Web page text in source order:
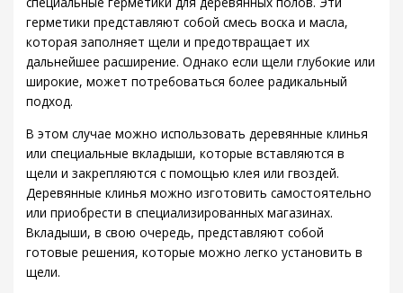
герметики представляют собой смесь воска и масла,
которая заполняет щели и предотвращает их
дальнейшее расширение. Однако если щели глубокие или
широкие, может потребоваться более радикальный
подход.
В этом случае можно использовать деревянные клинья
или специальные вкладыши, которые вставляются в
щели и закрепляются с помощью клея или гвоздей.
Деревянные клинья можно изготовить самостоятельно
или приобрести в специализированных магазинах.
Вкладыши, в свою очередь, представляют собой
готовые решения, которые можно легко установить в
щели.